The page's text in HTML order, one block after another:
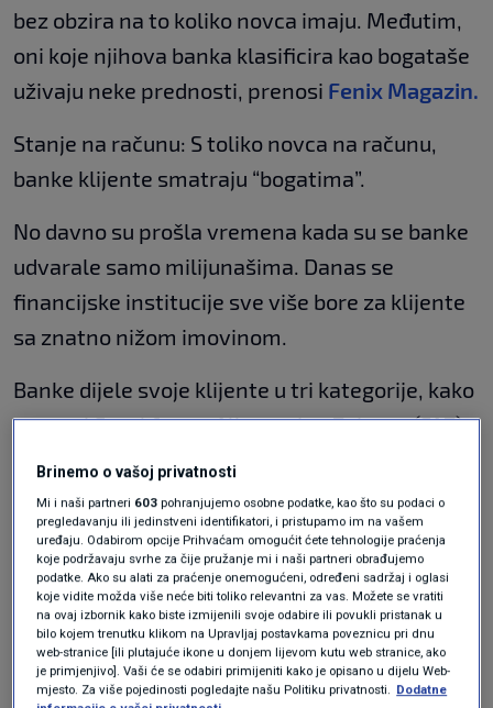
bez obzira na to koliko novca imaju. Međutim,
oni koje njihova banka klasificira kao bogataše
uživaju neke prednosti, prenosi Fenix Magazin.
Stanje na računu: S toliko novca na računu,
banke klijente smatraju “bogatima”.
No davno su prošla vremena kada su se banke
udvarale samo milijunašima. Danas se
financijske institucije sve više bore za klijente
sa znatno nižom imovinom.
Banke dijele svoje klijente u tri kategorije, kako
prenosi Frankfurter Allgemeine Zeitung (FAZ):
“Imućne osobe”: bogati klijenti s likvidnom
imovinom između 100.000 eura i milijun
eura
“Pojedinci visoke neto vrijednosti“ (HNWI):
Banke razvrstavaju svoje klijente u ovu
grupu kada dosegnu milijunsku granicu
“Pojedinci ultra visoke neto vrijednosti”
Brinemo o vašoj privatnosti
Mi i naši partneri 603 pohranjujemo osobne podatke, kao što su podaci o
pregledavanju ili jedinstveni identifikatori, i pristupamo im na vašem
uređaju. Odabirom opcije Prihvaćam omogućit ćete tehnologije praćenja
koje podržavaju svrhe za čije pružanje mi i naši partneri obrađujemo
podatke. Ako su alati za praćenje onemogućeni, određeni sadržaj i oglasi
koje vidite možda više neće biti toliko relevantni za vas. Možete se vratiti
na ovaj izbornik kako biste izmijenili svoje odabire ili povukli pristanak u
bilo kojem trenutku klikom na Upravljaj postavkama poveznicu pri dnu
web-stranice [ili plutajuće ikone u donjem lijevom kutu web stranice, ako
je primjenjivo]. Vaši će se odabiri primijeniti kako je opisano u dijelu Web-
mjesto. Za više pojedinosti pogledajte našu Politiku privatnosti. Dodatne